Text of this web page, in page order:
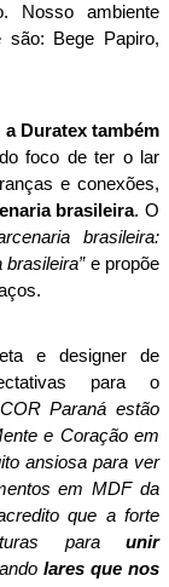
Nosso ambiente
são:​ Bege Papiro,
a Duratex também
foco de ter o lar
e conexões,
brasileira. O
brasileira:
e propõe
e designer de
para o
Paraná estão
e Coração em
ansiosa para ver
em MDF da
que a forte
para unir
lares que nos